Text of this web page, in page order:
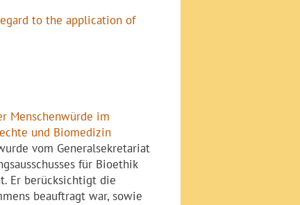
to the application of
Menschenwürde im
und Biomedizin
vom Generalsekretariat
für Bioethik
Er berücksichtigt die
beauftragt war, sowie